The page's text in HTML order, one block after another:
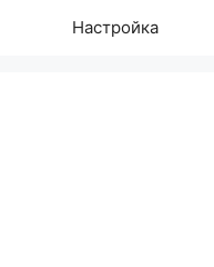
Настройка